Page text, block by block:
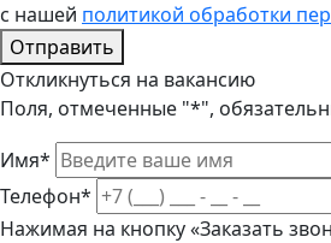
с нашей политикой обработки
Отправить
Откликнуться на вакансию
Поля, отмеченные "*",
Имя*
Телефон*
Нажимая на кнопку «Заказать